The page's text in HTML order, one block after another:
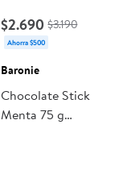
$2.690 $3.190
Ahorra $500
Baronie
Chocolate Stick
Menta 75 g